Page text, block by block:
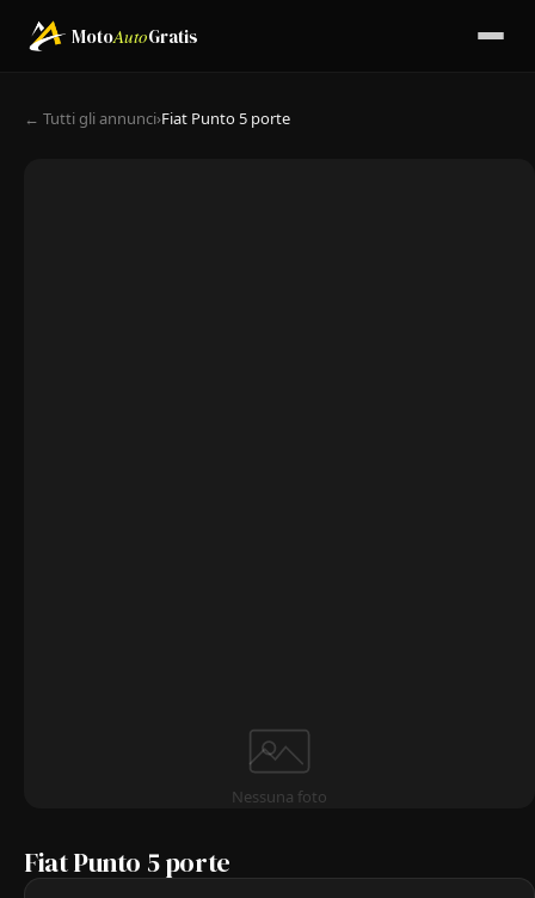
MotoAutoGratis
← Tutti gli annunci›Fiat Punto 5 porte
Nessuna foto
Fiat Punto 5 porte